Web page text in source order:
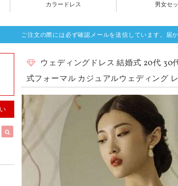
カラードレス 男女セ
ご注文の際には必ず確認メールを送信しています。届
ウェディングドレス 結婚式 20代 30
式フォーマル カジュアルウェディング